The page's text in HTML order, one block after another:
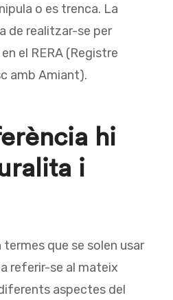
o es trenca. La
de realitzar-se per
el RERA (Registre
amb Amiant).
hi
i
que se solen usar
referir-se al mateix
aspectes del